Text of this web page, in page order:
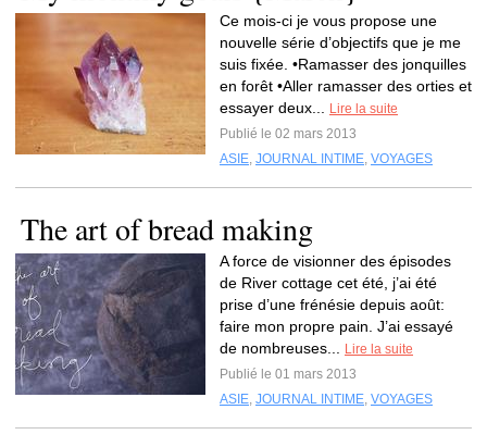
Ce mois-ci je vous propose une
nouvelle série d’objectifs que je me
suis fixée. •Ramasser des jonquilles
en forêt •Aller ramasser des orties et
essayer deux...
Lire la suite
Publié le 02 mars 2013
ASIE, JOURNAL INTIME, VOYAGES
The art of bread making
A force de visionner des épisodes
de River cottage cet été, j’ai été
prise d’une frénésie depuis août:
faire mon propre pain. J’ai essayé
de nombreuses...
Lire la suite
Publié le 01 mars 2013
ASIE, JOURNAL INTIME, VOYAGES